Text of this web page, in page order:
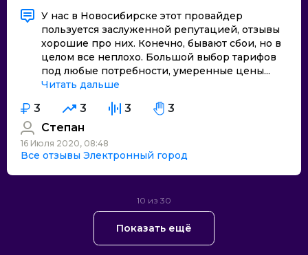
У нас в Новосибирске этот провайдер
пользуется заслуженной репутацией, отзывы
хорошие про них. Конечно, бывают сбои, но в
целом все неплохо. Большой выбор тарифов
под любые потребности, умеренные цены...
Читать дальше
3 3 3
3
Степан
16 Июля 2020, 08:48
Все отзывы Электронный город
Показать ещё
10 из 30